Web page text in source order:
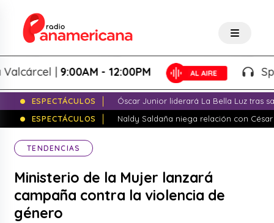
|9:00AM - 12:00PM
ESPECTÁCULOS
Óscar Junior liderará La Bella Luz tras
ESPECTÁCULOS
Naldy Saldaña niega relación con
TENDENCIAS
Ministerio de la Mujer lanzará
campaña contra la violencia de
género